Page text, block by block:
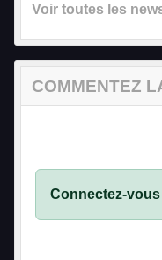
Voir toutes les
COMMENTEZ
Connectez-vous